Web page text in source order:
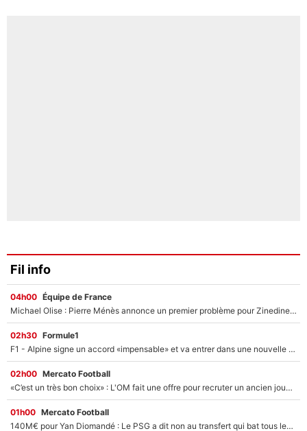
Fil info
04h00 Équipe de France
Michael Olise : Pierre Ménès annonce un premier problème pour Zinedine Zidane en équipe de France
02h30 Formule1
F1 - Alpine signe un accord «impensable» et va entrer dans une nouvelle dimension : Grande nouvelle pour Pierre Gasly !
02h00 Mercato Football
«C’est un très bon choix» : L'OM fait une offre pour recruter un ancien joueur du PSG... et c'est validé dans l'After Foot !
01h00 Mercato Football
140M€ pour Yan Diomandé : Le PSG a dit non au transfert qui bat tous les records sur le mercato